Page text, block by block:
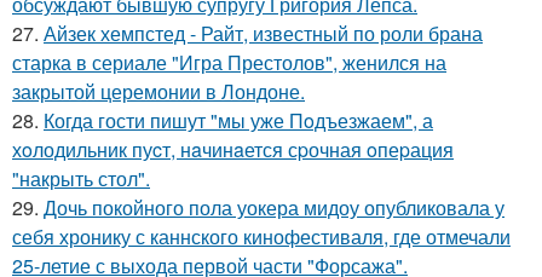
27. Айзек хемпстед - Райт, известный по роли брана
старка в сериале "Игра Престолов", женился на
закрытой церемонии в Лондоне.
28. Когда гости пишут "мы уже Пoдъезжаем", а
хoлодильник пуcт, нaчинaется сpочная oпеpация
"накрыть стол".
29. Дочь покойного пола уокера мидоу опубликовала у
себя хронику с каннского кинофестиваля, где отмечали
25-летие с выхода первой части "Форсажа".